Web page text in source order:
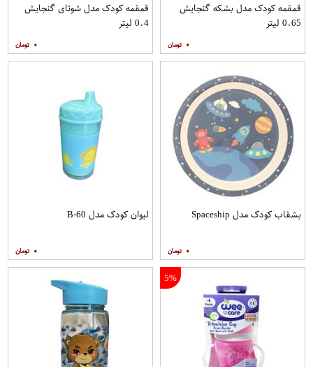
قمقمه کودک مدل بشکه گنجایش
0.65 لیتر
۰
قمقمه کودک مدل شوتای گنجایش
0.4 لیتر
۰
بشقاب کودک مدل Spaceship
۰
لیوان کودک مدل B-60
۰
5%